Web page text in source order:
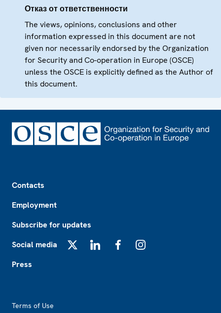
Отказ от ответственности
The views, opinions, conclusions and other
information expressed in this document are not
given nor necessarily endorsed by the Organization
for Security and Co-operation in Europe (OSCE)
unless the OSCE is explicitly defined as the Author of
this document.
Contacts
Employment
Subscribe for updates
Social media
Press
Terms of Use